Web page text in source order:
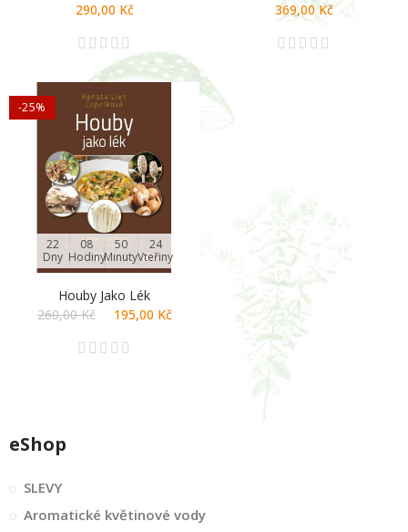
290,00 Kč
369,00 Kč
-25%
22
Dny
08
Hodiny
50
Minuty
24
Vteřiny
Houby Jako Lék
260,00 Kč
195,00 Kč
eShop
SLEVY
Aromatické květinové vody